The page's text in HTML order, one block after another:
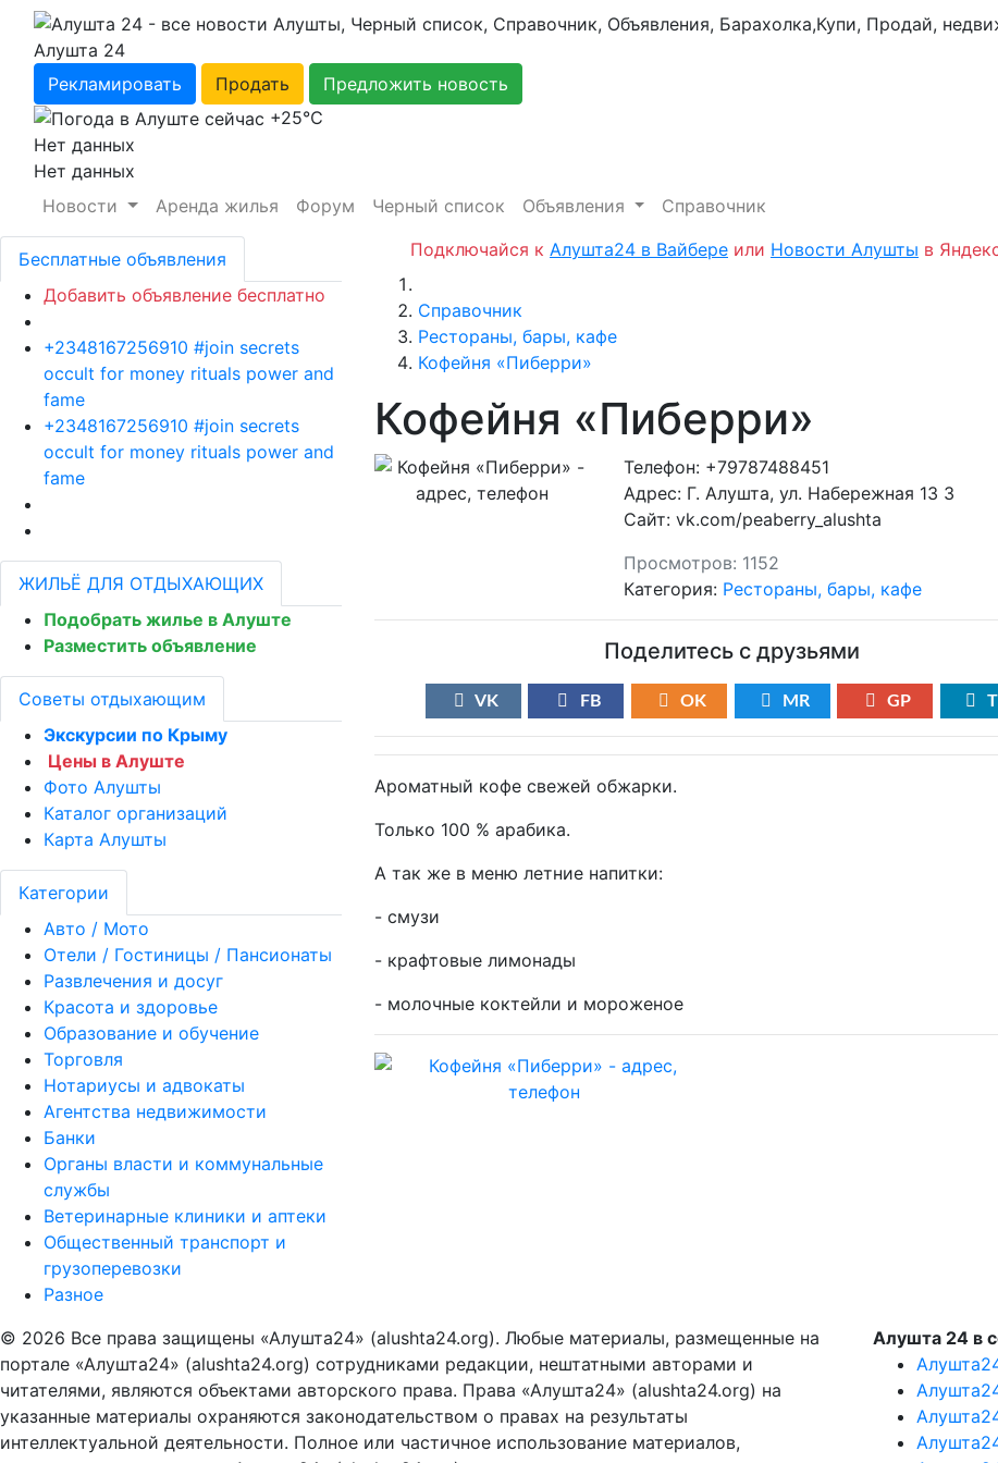
Алушта 24
Рекламировать
Продать
Предложить новость
+25℃
Нет данных
Нет данных
Новости
Аренда жилья Форум Черный список Объявления Справочник
Подключайся к Алушта24 в Вайбере или Новости Алушты в
Справочник
Рестораны, бары, кафе
Кофейня «Пиберри»
Кофейня «Пиберри»
Телефон: +79787488451
Адрес: Г. Алушта, ул. Набережная 13 З
Сайт: vk.com/peaberry_alushta
Просмотров: 1152
Категория: Рестораны, бары, кафе
Поделитесь с друзьями
VK FB OK MR GP
Ароматный кофе свежей обжарки.
Только 100 % арабика.
А так же в меню летние напитки:
- смузи
- крафтовые лимонады
- молочные коктейли и мороженое
Бесплатные объявления
Добавить объявление бесплатно
+2348167256910 #join secrets
occult for money rituals power and
fame
+2348167256910 #join secrets
occult for money rituals power and
fame
ЖИЛЬЁ ДЛЯ ОТДЫХАЮЩИХ
Подобрать жилье в Алуште
Разместить объявление
Советы отдыхающим
Экскурсии по Крыму
Цены в Алуште
Фото Алушты
Каталог организаций
Карта Алушты
Категории
Авто / Мото
Отели / Гостиницы / Пансионаты
Развлечения и досуг
Красота и здоровье
Образование и обучение
Торговля
Нотариусы и адвокаты
Агентства недвижимости
Банки
Органы власти и коммунальные
службы
Ветеринарные клиники и аптеки
Общественный транспорт и
грузоперевозки
Разное
© 2026 Все права защищены «Алушта24» (alushta24.org). Любые материалы, размещенные на
портале «Алушта24» (alushta24.org) сотрудниками редакции, нештатными авторами и
читателями, являются объектами авторского права. Права «Алушта24» (alushta24.org) на
указанные материалы охраняются законодательством о правах на результаты
интеллектуальной деятельности. Полное или частичное использование материалов,
Алушта 24 в